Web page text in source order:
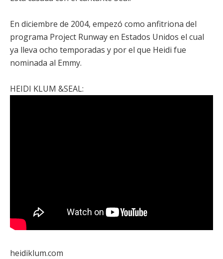
En diciembre de 2004, empezó como anfitriona del
programa Project Runway en Estados Unidos el cual
ya lleva ocho temporadas y por el que Heidi fue
nominada al Emmy.
HEIDI KLUM &SEAL:
heidiklum.com